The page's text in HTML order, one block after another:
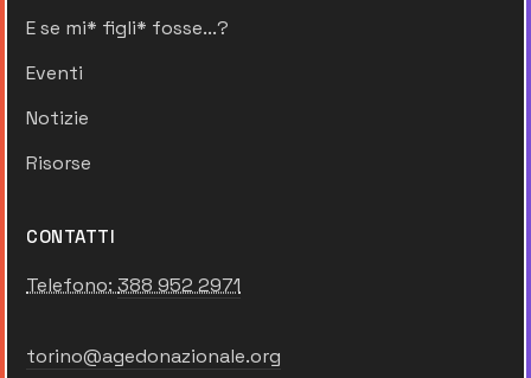
E se mi* figli* fosse...?
Eventi
Notizie
Risorse
CONTATTI
Telefono:388 952 2971
torino@agedonazionale.org